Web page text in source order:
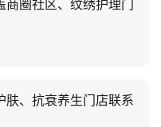
肤、抗衰养生门店联系